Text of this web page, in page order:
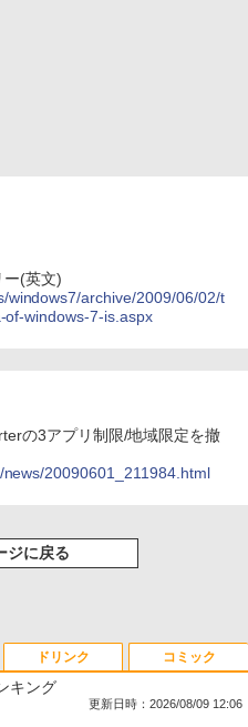
ー(英文)
windows7/archive/2009/06/02/t
windows-7-is.aspx
の3アプリ制限/地域限定を撤
20090601_211984.html
ジに戻る
キング
更新日時：2026/08/09 12:06
ドリンク コミック